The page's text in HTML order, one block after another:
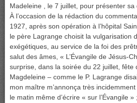
Madeleine , le 7 juillet, pour présenter sa
À l’occasion de la rédaction du
1927, après son opération à l’hôpital
le père Lagrange choisit la vulgarisation
exégétiques, au service de la foi des
salut des âmes, « L’Évangile de Jésus-
surprise, dans la soirée du 22 juillet, fête
Magdeleine – comme le P. Lagrange
mon maître m’annonça très
le matin même d’écrire « sur l’Évangile